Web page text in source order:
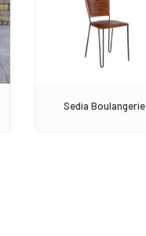
Sedia Boulangerie